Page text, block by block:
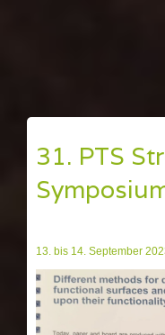
31. PTS
13. bis 14. September